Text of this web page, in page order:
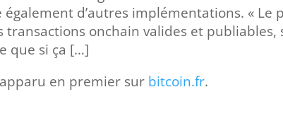
d’autres implémentations. « Le
transactions onchain valides et publiables,
que si ça […]
en premier sur bitcoin.fr.